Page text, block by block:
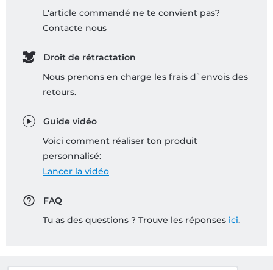
L'article commandé ne te convient pas?
Contacte nous
Droit de rétractation
Nous prenons en charge les frais d`envois des
retours.
Guide vidéo
Voici comment réaliser ton produit
personnalisé:
Lancer la vidéo
FAQ
Tu as des questions ? Trouve les réponses ici.